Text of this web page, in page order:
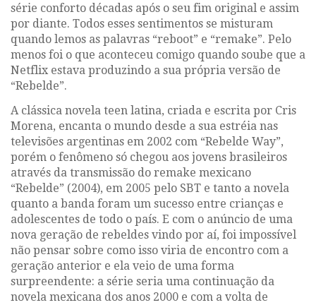
série conforto décadas após o seu fim original e assim
por diante. Todos esses sentimentos se misturam
quando lemos as palavras “reboot” e “remake”. Pelo
menos foi o que aconteceu comigo quando soube que a
Netflix estava produzindo a sua própria versão de
“Rebelde”.
A clássica novela teen latina, criada e escrita por Cris
Morena, encanta o mundo desde a sua estréia nas
televisões argentinas em 2002 com “Rebelde Way”,
porém o fenômeno só chegou aos jovens brasileiros
através da transmissão do remake mexicano
“Rebelde” (2004), em 2005 pelo SBT e tanto a novela
quanto a banda foram um sucesso entre crianças e
adolescentes de todo o país. E com o anúncio de uma
nova geração de rebeldes vindo por aí, foi impossível
não pensar sobre como isso viria de encontro com a
geração anterior e ela veio de uma forma
surpreendente: a série seria uma continuação da
novela mexicana dos anos 2000 e com a volta de